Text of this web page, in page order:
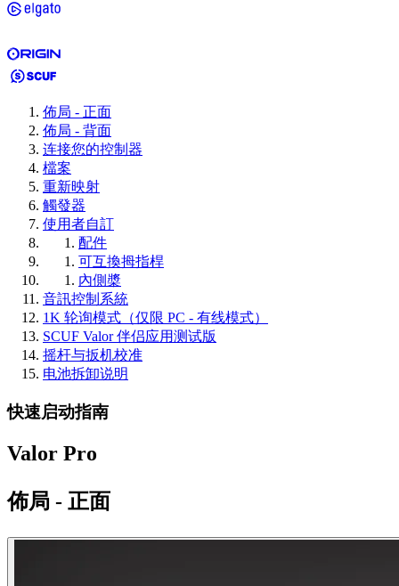
佈局 - 正面
佈局 - 背面
连接您的控制器
檔案
重新映射
觸發器
使用者自訂
配件
可互換拇指桿
內側槳
音訊控制系統
1K 轮询模式（仅限 PC - 有线模式）
SCUF Valor 伴侣应用测试版
摇杆与扳机校准
电池拆卸说明
快速启动指南
Valor Pro
佈局 - 正面